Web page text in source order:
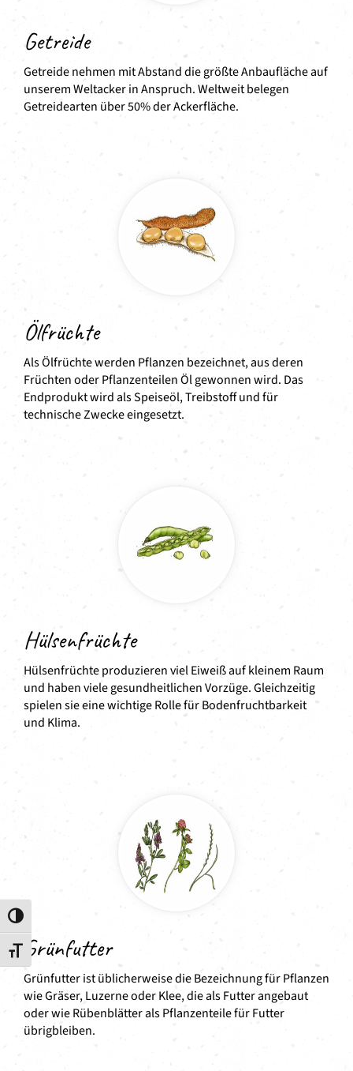
Umschalten auf hohe Kontraste
Schrift vergrößern
Getreide
Getreide nehmen mit Abstand die größte Anbaufläche auf
unserem Weltacker in Anspruch. Weltweit belegen
Getreidearten über 50% der Ackerfläche.
Ölfrüchte
Als Ölfrüchte werden Pflanzen bezeichnet, aus deren
Früchten oder Pflanzenteilen Öl gewonnen wird. Das
Endprodukt wird als Speiseöl, Treibstoff und für
technische Zwecke eingesetzt.
Hülsenfrüchte
Hülsenfrüchte produzieren viel Eiweiß auf kleinem Raum
und haben viele gesundheitlichen Vorzüge. Gleichzeitig
spielen sie eine wichtige Rolle für Bodenfruchtbarkeit
und Klima.
Grünfutter
Grünfutter ist üblicherweise die Bezeichnung für Pflanzen
wie Gräser, Luzerne oder Klee, die als Futter angebaut
oder wie Rübenblätter als Pflanzenteile für Futter
übrigbleiben.